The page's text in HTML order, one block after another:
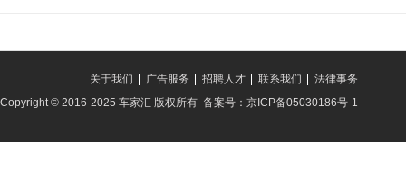
法律事务
联系我们
招聘人才
广告服务
关于我们
Copyright © 2016-2025 车家汇 版权所有 备案号：京ICP备05030186号-1